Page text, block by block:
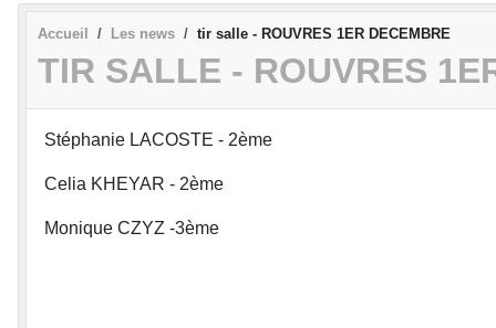
Accueil Les news tir salle - ROUVRES 1ER DECEMBRE
TIR SALLE - ROUVRES
Stéphanie LACOSTE - 2ème
Celia KHEYAR - 2ème
Monique CZYZ -3ème